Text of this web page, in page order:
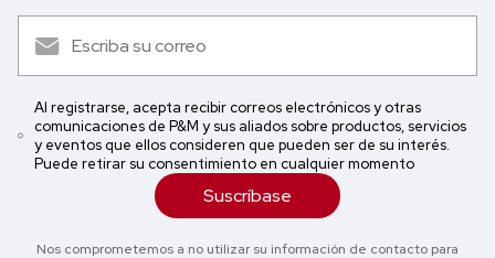
Al registrarse, acepta recibir correos electrónicos y otras
comunicaciones de P&M y sus aliados sobre productos, servicios
y eventos que ellos consideren que pueden ser de su interés.
Puede retirar su consentimiento en cualquier momento
Suscríbase
Nos comprometemos a no utilizar su información de contacto para